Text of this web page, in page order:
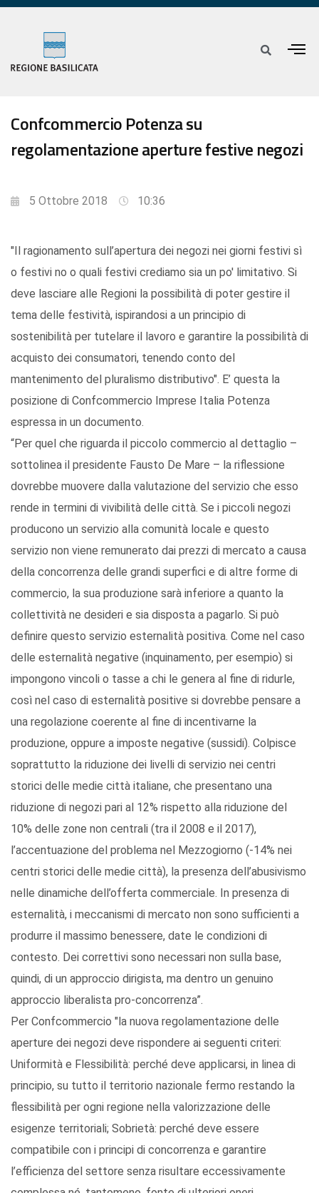
Confcommercio Potenza su
regolamentazione aperture festive negozi
5 Ottobre 2018 10:36
"Il ragionamento sull’apertura dei negozi nei giorni festivi sì
o festivi no o quali festivi crediamo sia un po' limitativo. Si
deve lasciare alle Regioni la possibilità di poter gestire il
tema delle festività, ispirandosi a un principio di
sostenibilità per tutelare il lavoro e garantire la possibilità di
acquisto dei consumatori, tenendo conto del
mantenimento del pluralismo distributivo". E’ questa la
posizione di Confcommercio Imprese Italia Potenza
espressa in un documento.
“Per quel che riguarda il piccolo commercio al dettaglio –
sottolinea il presidente Fausto De Mare – la riflessione
dovrebbe muovere dalla valutazione del servizio che esso
rende in termini di vivibilità delle città. Se i piccoli negozi
producono un servizio alla comunità locale e questo
servizio non viene remunerato dai prezzi di mercato a causa
della concorrenza delle grandi superfici e di altre forme di
commercio, la sua produzione sarà inferiore a quanto la
collettività ne desideri e sia disposta a pagarlo. Si può
definire questo servizio esternalità positiva. Come nel caso
delle esternalità negative (inquinamento, per esempio) si
impongono vincoli o tasse a chi le genera al fine di ridurle,
così nel caso di esternalità positive si dovrebbe pensare a
una regolazione coerente al fine di incentivarne la
produzione, oppure a imposte negative (sussidi). Colpisce
soprattutto la riduzione dei livelli di servizio nei centri
storici delle medie città italiane, che presentano una
riduzione di negozi pari al 12% rispetto alla riduzione del
10% delle zone non centrali (tra il 2008 e il 2017),
l’accentuazione del problema nel Mezzogiorno (-14% nei
centri storici delle medie città), la presenza dell’abusivismo
nelle dinamiche dell’offerta commerciale. In presenza di
esternalità, i meccanismi di mercato non sono sufficienti a
produrre il massimo benessere, date le condizioni di
contesto. Dei correttivi sono necessari non sulla base,
quindi, di un approccio dirigista, ma dentro un genuino
approccio liberalista pro-concorrenza”.
Per Confcommercio "la nuova regolamentazione delle
aperture dei negozi deve rispondere ai seguenti criteri:
Uniformità e Flessibilità: perché deve applicarsi, in linea di
principio, su tutto il territorio nazionale fermo restando la
flessibilità per ogni regione nella valorizzazione delle
esigenze territoriali; Sobrietà: perché deve essere
compatibile con i principi di concorrenza e garantire
l’efficienza del settore senza risultare eccessivamente